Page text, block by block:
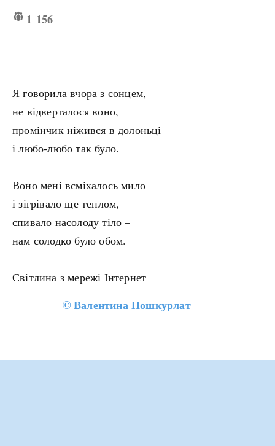
1 156
Я говорила вчора з сонцем,
не відверталося воно,
промінчик ніжився в долоньці
і любо-любо так було.
Воно мені всміхалось мило
і зігрівало ще теплом,
спивало насолоду тіло –
нам солодко було обом.
Світлина з мережі Інтернет
©Валентина Пошкурлат